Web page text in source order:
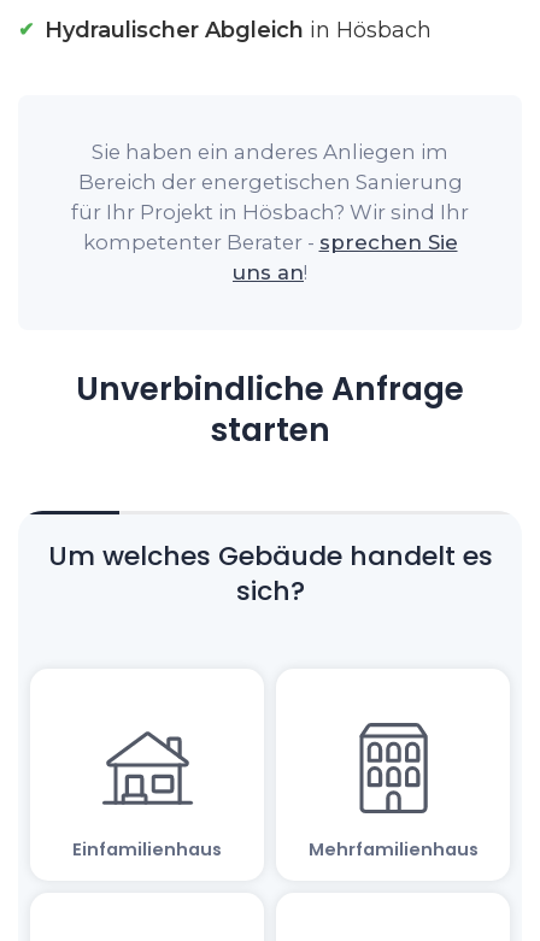
Hydraulischer Abgleich in Hösbach
Sie haben ein anderes Anliegen im
Bereich der energetischen Sanierung
für Ihr Projekt in Hösbach? Wir sind Ihr
kompetenter Berater - sprechen Sie
uns an!
Unverbindliche Anfrage
starten